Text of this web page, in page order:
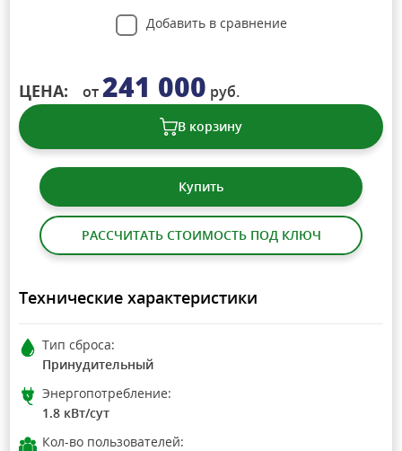
Добавить в сравнение
ЦЕНА: от241 000 руб.
В корзину
Купить
РАССЧИТАТЬ СТОИМОСТЬ ПОД КЛЮЧ
Технические характеристики
Тип сброса:
Принудительный
Энергопотребление:
1.8 кВт/сут
Кол-во пользователей: